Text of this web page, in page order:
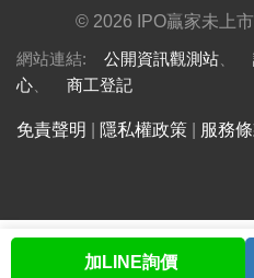
股票查詢
© 2026 IPO贏家未上
網站連結: 公開資訊觀測站
心
商工登記
免責聲明 隱私權政策 服務
加LINE詢價